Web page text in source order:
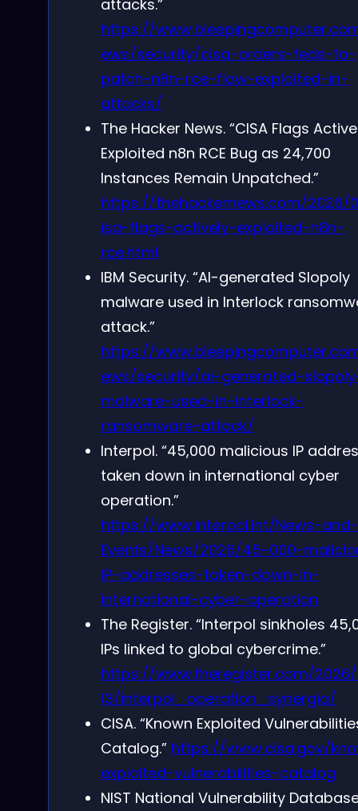
attacks.”
https://
ews/security/cisa-orders-feds-to-
patch-n8n-rce-flaw-exploited-in-
attacks/
The Hacker News. “CISA Flags
Exploited n8n RCE Bug as 24,700
Instances Remain Unpatched.”
https://thehackernews.com/2026/
isa-flags-actively-exploited-n8n-
rce.html
IBM Security. “AI-generated Slopoly
malware used in Interlock
attack.”
https://
ews/security/ai-generated-
malware-used-in-interlock-
ransomware-attack/
Interpol. “45,000 malicious IP
taken down in international cyber
operation.”
https://www.interpol.int/News-and-
Events/News/2026/45-000-
IP-addresses-taken-down-in-
international-cyber-operation
The Register. “Interpol sinkholes
IPs linked to global cybercrime.”
https://www.theregister.com/
13/interpol_operation_synergia/
CISA. “Known Exploited
Catalog.” https://www.cisa.gov/
exploited-vulnerabilities-catalog
NIST National Vulnerability